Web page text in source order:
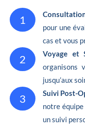
1
pour une
cas et vous
2 Voyage et
organisons
jusqu’aux
3 Suivi Post-
notre
un suivi